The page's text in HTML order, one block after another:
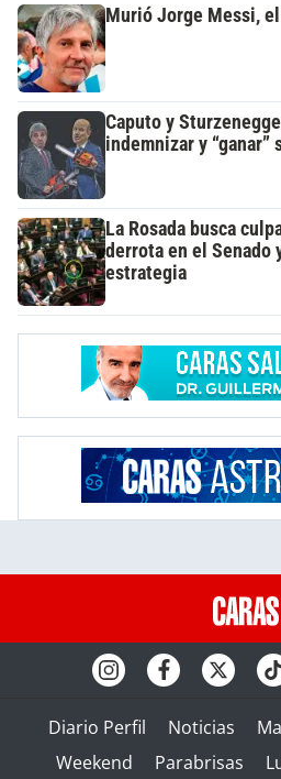
Murió Jorge Messi,
Caputo y
indemnizar y
La Rosada busca
derrota en el Senado
estrategia
Diario Perfil Noticias
Weekend
Parabrisas